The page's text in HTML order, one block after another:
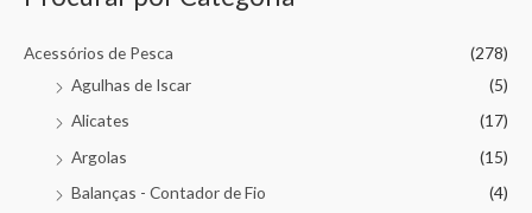
Acessórios de Pesca
(278)
Agulhas de Iscar
(5)
Alicates
(17)
Argolas
(15)
Balanças - Contador de Fio
(4)